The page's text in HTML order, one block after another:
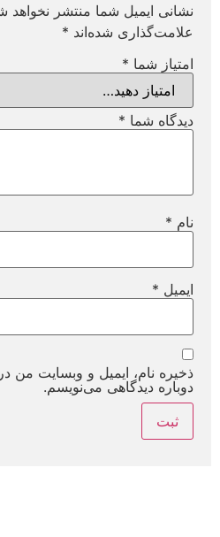
نشانی ایمیل شما منتشر نخواهد
علامت‌گذاری شده‌اند *
امتیاز شما *
دیدگاه شما *
نام *
ایمیل *
ذخیره نام، ایمیل و وبسایت من
دوباره دیدگاهی می‌نویسم.